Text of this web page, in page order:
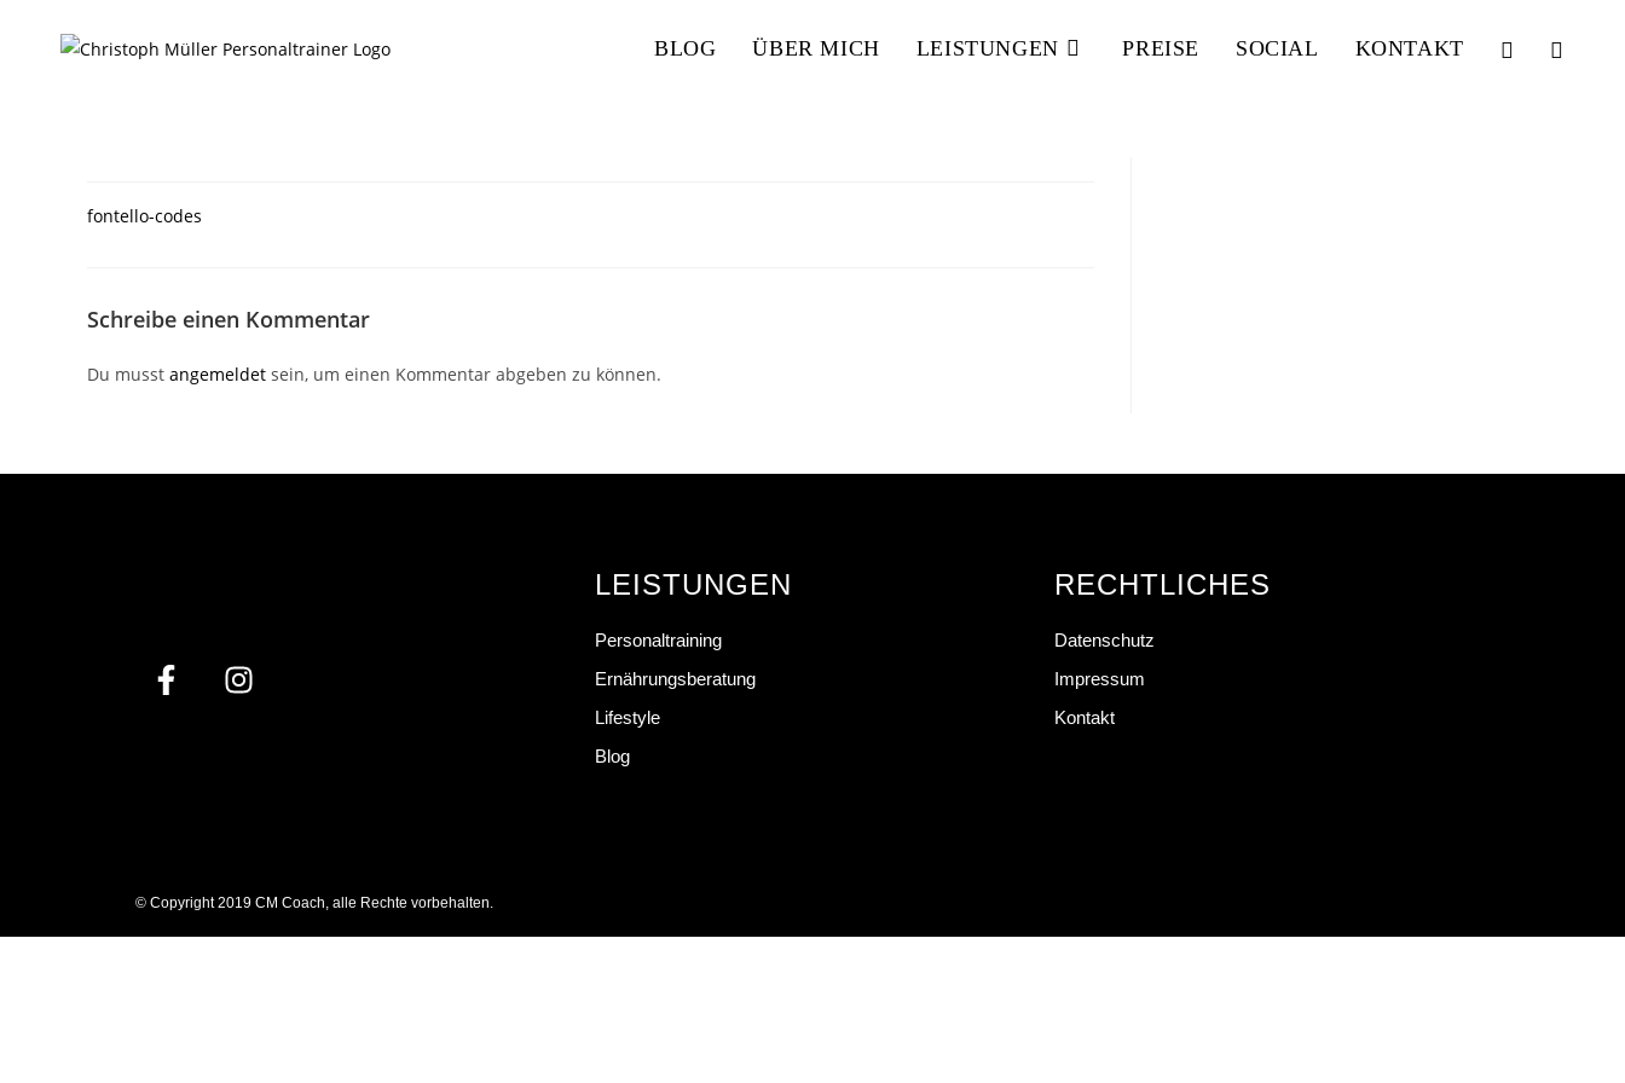
BLOG ÜBER MICH LEISTUNGEN PREISE SOCIAL KONTAKT
fontello-codes
Schreibe einen Kommentar
Du musst angemeldet sein, um einen Kommentar abgeben zu können.
LEISTUNGEN
Personaltraining
Ernährungsberatung
Lifestyle
Blog
RECHTLICHES
Datenschutz
Impressum
Kontakt
© Copyright 2019 CM Coach, alle Rechte vorbehalten.